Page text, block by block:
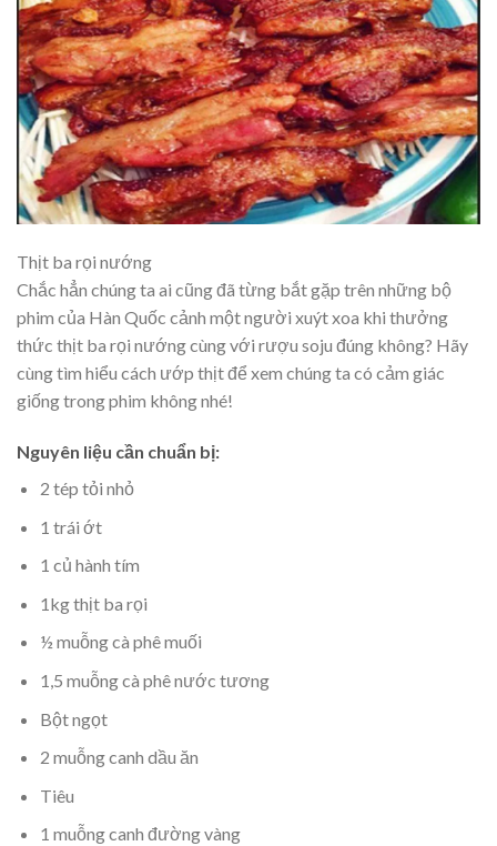
Thịt ba rọi nướng
Chắc hẳn chúng ta ai cũng đã từng bắt gặp trên những bộ
phim của Hàn Quốc cảnh một người xuýt xoa khi thưởng
thức thịt ba rọi nướng cùng với rượu soju đúng không? Hãy
cùng tìm hiểu cách ướp thịt để xem chúng ta có cảm giác
giống trong phim không nhé!
Nguyên liệu cần chuẩn bị:
2 tép tỏi nhỏ
1 trái ớt
1 củ hành tím
1kg thịt ba rọi
½ muỗng cà phê muối
1,5 muỗng cà phê nước tương
Bột ngọt
2 muỗng canh dầu ăn
Tiêu
1 muỗng canh đường vàng